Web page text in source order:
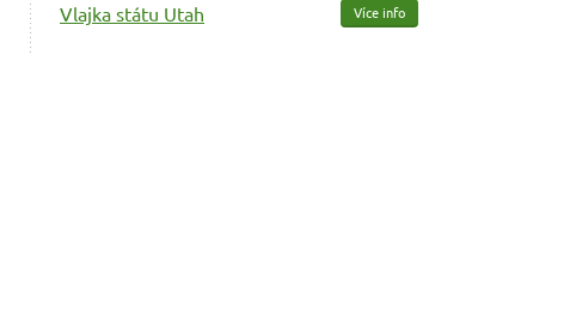
Vlajka státu Utah Více info